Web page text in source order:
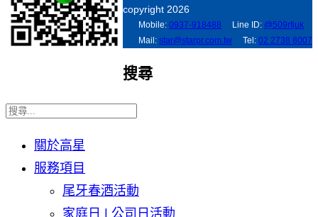
copyright 2026
Mobile: 0937-918488 Line ID: @509rfjuk
Mail: star@starpr.com.tw Tel: 02 2738 8007
搜尋
關於高星
服務項目
尾牙春酒活動
家庭日 | 公司日活動